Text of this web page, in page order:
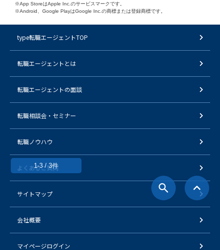
1-3 / 3件
※App StoreはApple Inc.のサービスマークです。
※Android、Google PlayはGoogle Inc.の商標または登録商標です。
type転職エージェントTOP
転職エージェントとは
転職エージェントの面談
転職相談会・セミナー
転職ノウハウ
よくあるご質問
サイトマップ
会社概要
マイページログイン